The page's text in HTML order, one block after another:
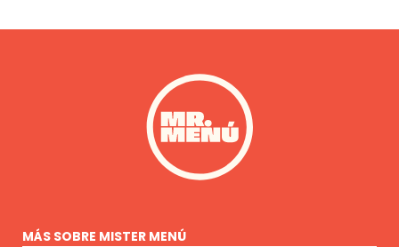
MÁS SOBRE MISTER MENÚ